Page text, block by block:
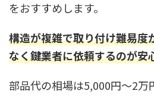
をおすすめします。
構造が複雑で取り付け難易度
なく鍵業者に依頼するのが安
部品代の相場は5,000円〜2万